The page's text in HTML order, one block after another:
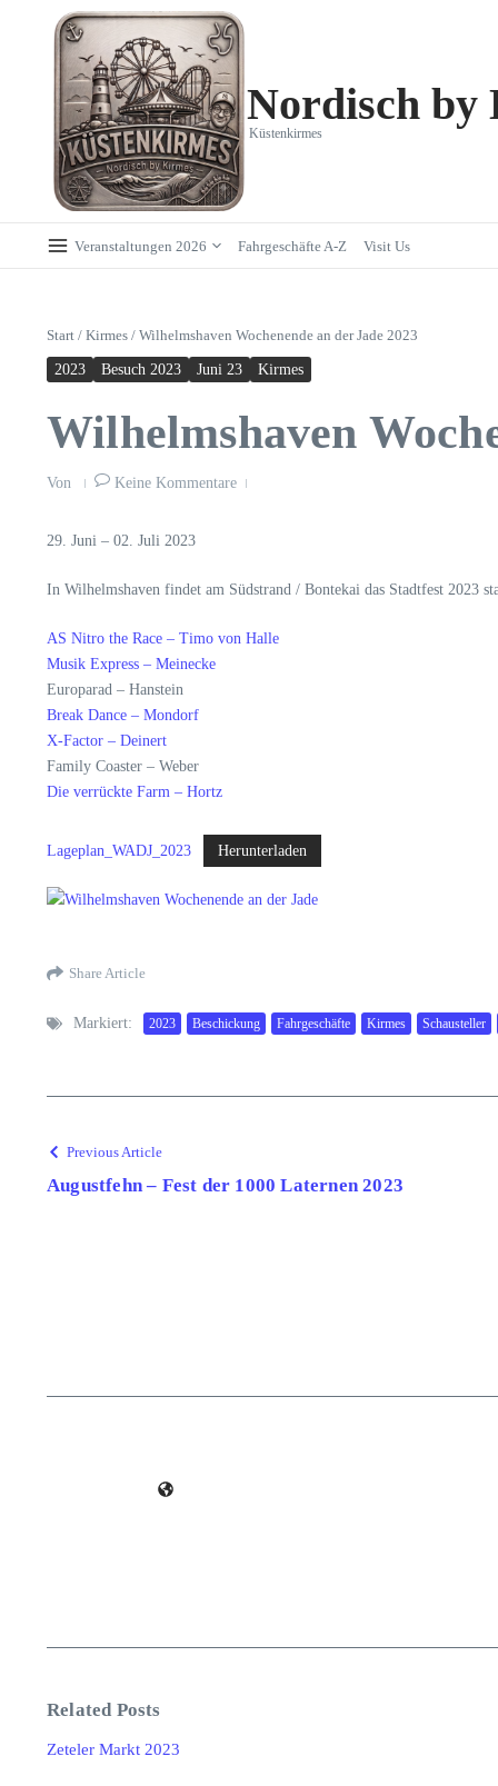
Zum Inhalt springen
Nordisch by
Küstenkirmes
Veranstaltungen 2026 Fahrgeschäfte A-Z Visit Us
Start / Kirmes / Wilhelmshaven Wochenende an der Jade 2023
2023 Besuch 2023 Juni 23 Kirmes
Wilhelmshaven
Von Keine Kommentare
29. Juni – 02. Juli 2023
In Wilhelmshaven findet am Südstrand / Bontekai das Stadtfest 2023
AS Nitro the Race – Timo von Halle
Musik Express – Meinecke
Europarad – Hanstein
Break Dance – Mondorf
X-Factor – Deinert
Family Coaster – Weber
Die verrückte Farm – Hortz
Lageplan_WADJ_2023 Herunterladen
Share Article
Markiert: 2023 Beschickung Fahrgeschäfte Kirmes Schausteller
Previous Article
Augustfehn – Fest der 1000 Laternen 2023
Related Posts
Zeteler Markt 2023